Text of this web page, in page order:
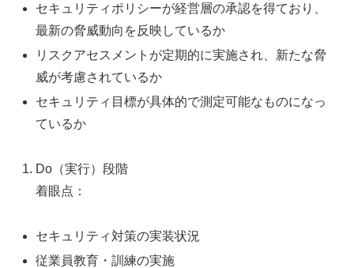
セキュリティポリシーが経営層の承認を得ており、
最新の脅威動向を反映しているか
リスクアセスメントが定期的に実施され、新たな脅
威が考慮されているか
セキュリティ目標が具体的で測定可能なものになっ
ているか
Do（実行）段階
着眼点：
セキュリティ対策の実装状況
従業員教育・訓練の実施